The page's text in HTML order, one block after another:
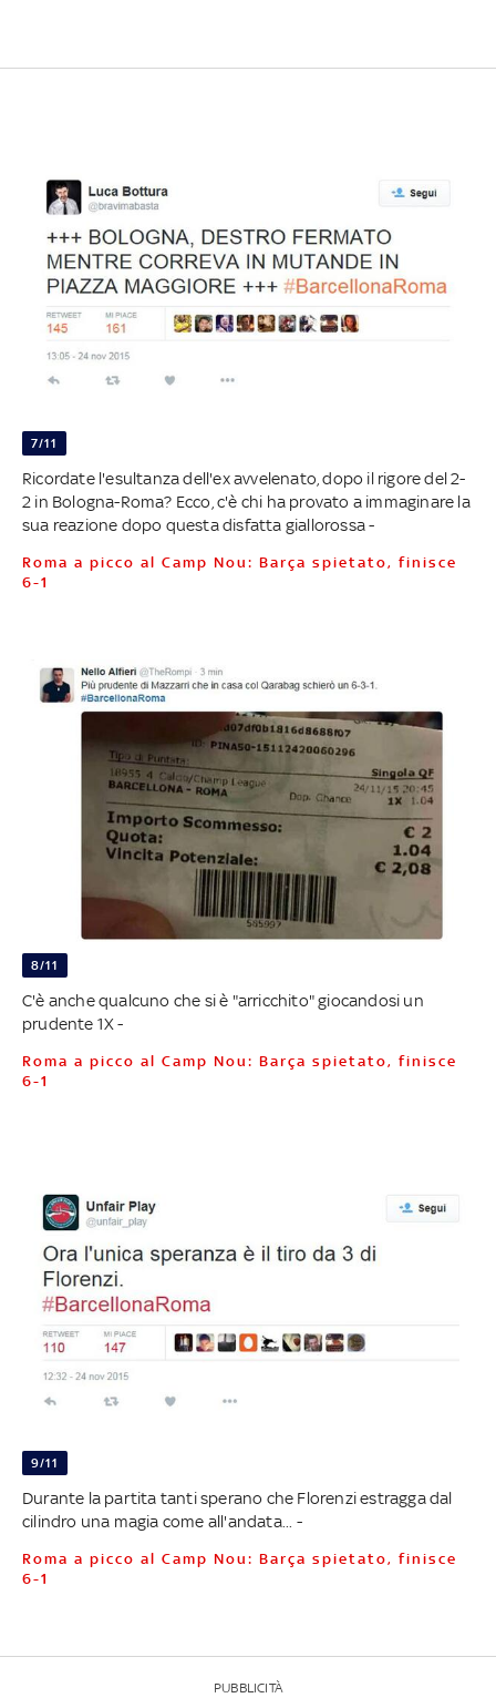
7/11
Ricordate l'esultanza dell'ex avvelenato, dopo il rigore del 2-
2 in Bologna-Roma? Ecco, c'è chi ha provato a immaginare la
sua reazione dopo questa disfatta giallorossa -
Roma a picco al Camp Nou: Barça spietato, finisce
6-1
8/11
C'è anche qualcuno che si è "arricchito" giocandosi un
prudente 1X -
Roma a picco al Camp Nou: Barça spietato, finisce
6-1
9/11
Durante la partita tanti sperano che Florenzi estragga dal
cilindro una magia come all'andata... -
Roma a picco al Camp Nou: Barça spietato, finisce
6-1
PUBBLICITÀ